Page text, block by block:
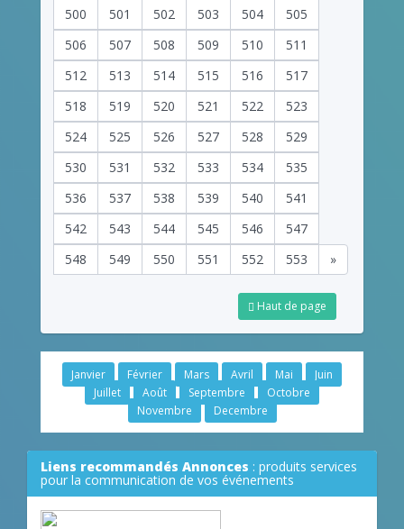
500 501 502 503 504
505
506
507 508 509 510
511
512
513 514 515 516
517
518
519 520 521 522
523
524
525 526 527 528
529
530
531 532 533 534
535
536
537 538 539 540
541
542
543 544 545 546
547
548
549 550 551 552 553 »
Haut de page
Janvier Février Mars Avril Mai
Juin
Juillet
Août Septembre
Octobre
Novembre
Decembre
Liens recommandés Annonces : produits services
pour la communication de vos événements